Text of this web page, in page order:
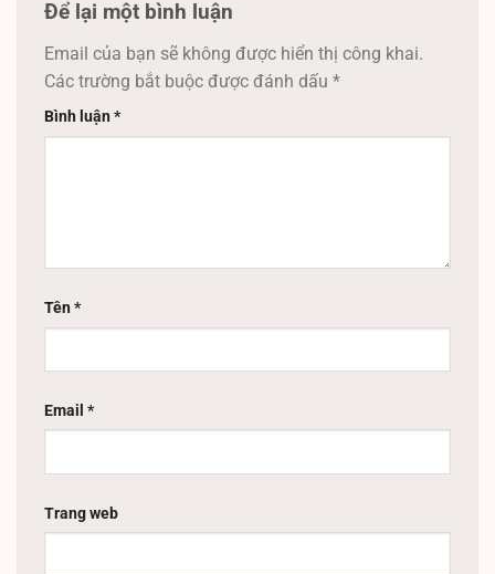
Để lại một bình luận
Email của bạn sẽ không được hiển thị công khai.
Các trường bắt buộc được đánh dấu *
Bình luận*
Tên*
Email *
Trang web